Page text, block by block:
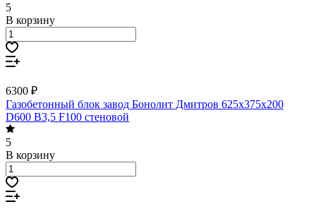
5
В корзину
6300 ₽
Газобетонный блок завод Бонолит Дмитров 625х375х200
D600 В3,5 F100 стеновой
5
В корзину